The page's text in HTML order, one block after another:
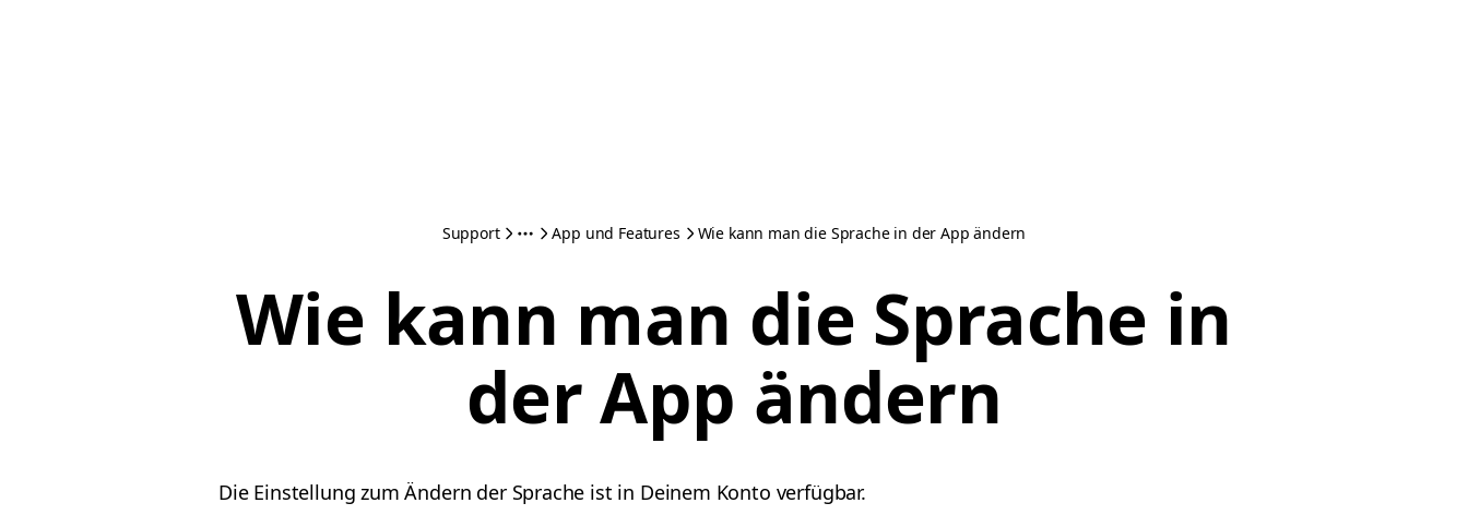
Support App und Features Wie kann man die Sprache in der App ändern
Wie kann man die Sprache in
der App ändern
Die Einstellung zum Ändern der Sprache ist in Deinem Konto verfügbar.